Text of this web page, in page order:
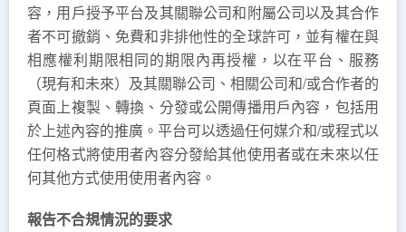
容，用戶授予平台及其關聯公司和附屬公司以及其合作
者不可撤銷、免費和非排他性的全球許可，並有權在與
相應權利期限相同的期限內再授權，以在平台、服務
（現有和未來）及其關聯公司、相關公司和/或合作者的
頁面上複製、轉換、分發或公開傳播用戶內容，包括用
於上述內容的推廣。平台可以透過任何媒介和/或程式以
任何格式將使用者內容分發給其他使用者或在未來以任
何其他方式使用使用者內容。
報告不合規情況的要求